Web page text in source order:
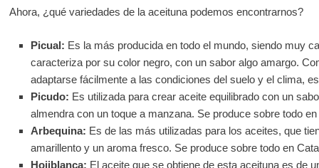
Ahora, ¿qué variedades de la aceituna podemos encontrarnos?
Picual: Es la más producida en todo el mundo, siendo muy
caracteriza por su color negro, con un sabor algo amargo.
adaptarse fácilmente a las condiciones del suelo y el clima,
Picudo: Es utilizada para crear aceite equilibrado con un
almendra con un toque a manzana. Se produce sobre todo
Arbequina: Es de las más utilizadas para los aceites, que
amarillento y un aroma fresco. Se produce sobre todo en
Hojiblanca: El aceite que se obtiene de esta aceituna es de